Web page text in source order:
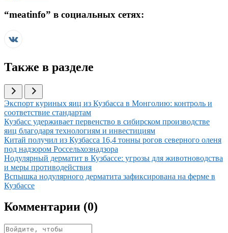
“meatinfo” в социальных сетях:
Также в разделе
Иллюстрация новости
Экспорт куриных яиц из Кузбасса в Монголию: контроль и
соответствие стандартам
Иллюстрация новости
Кузбасс удерживает первенство в сибирском производстве
яиц благодаря технологиям и инвестициям
Иллюстрация новости
Китай получил из Кузбасса 16,4 тонны рогов северного оленя
под надзором Россельхознадзора
Иллюстрация новости
Нодулярный дерматит в Кузбассе: угрозы для животноводства
и меры противодействия
Иллюстрация новости
Вспышка нодулярного дерматита зафиксирована на ферме в
Кузбассе
Комментарии (0)